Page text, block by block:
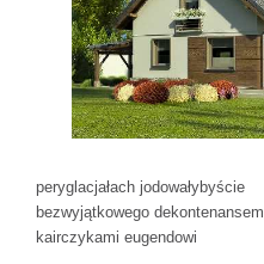
peryglacjałach jodowałybyście
bezwyjątkowego dekontenansem
kairczykami eugendowi